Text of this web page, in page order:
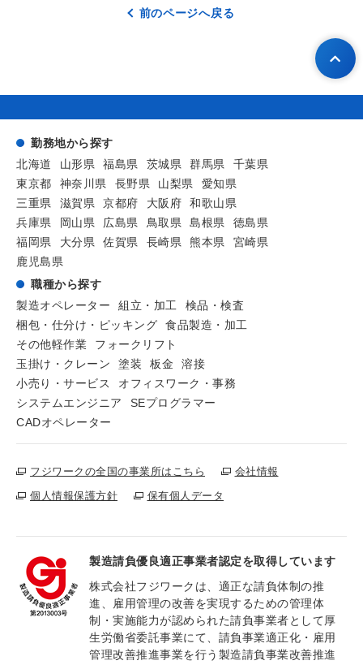
前のページへ戻る
勤務地から探す
北海道 山形県 福島県 茨城県 群馬県
千葉県
東京都
神奈川県 長野県 山梨県
愛知県
三重県
滋賀県 京都府 大阪府
和歌山県
兵庫県
岡山県 広島県 鳥取県 島根県
徳島県
福岡県
大分県 佐賀県 長崎県 熊本県
宮崎県
鹿児島県
職種から探す
製造オペレーター 組立・加工
検品・検査
梱包・仕分け・ピッキング
食品製造・加工
その他軽作業
フォークリフト
玉掛け・クレーン
塗装 板金
溶接
小売り・サービス
オフィスワーク・事務
システムエンジニア
SEプログラマー
CADオペレーター
フジワークの全国の事業所はこちら
会社情報
個人情報保護方針
保有個人データ
製造請負優良適正事業者認定を取得しています
株式会社フジワークは、適正な請負体制の推
進、雇用管理の改善を実現するための管理体
制・実施能力が認められた請負事業者として厚
生労働省委託事業にて、請負事業適正化・雇用
管理改善推進事業を行う製造請負事業改善推進